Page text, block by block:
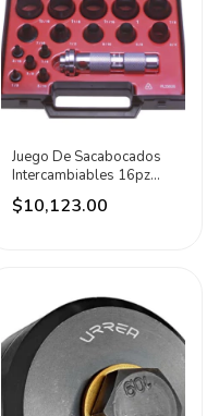
Juego De Sacabocados
Intercambiables 16pz
Pulgadas Urrea
$10,123.00